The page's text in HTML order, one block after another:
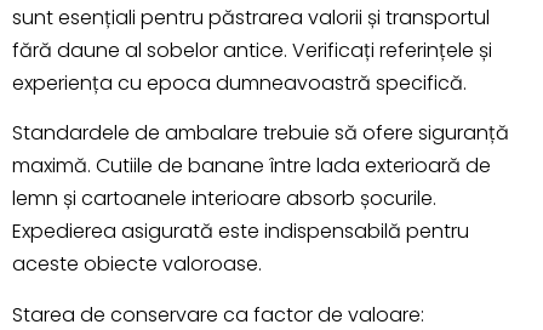
sunt esențiali pentru păstrarea valorii și transportul
fără daune al sobelor antice. Verificați referințele și
experiența cu epoca dumneavoastră specifică.
Standardele de ambalare trebuie să ofere siguranță
maximă. Cutiile de banane între lada exterioară de
lemn și cartoanele interioare absorb șocurile.
Expedierea asigurată este indispensabilă pentru
aceste obiecte valoroase.
Starea de conservare ca factor de valoare: